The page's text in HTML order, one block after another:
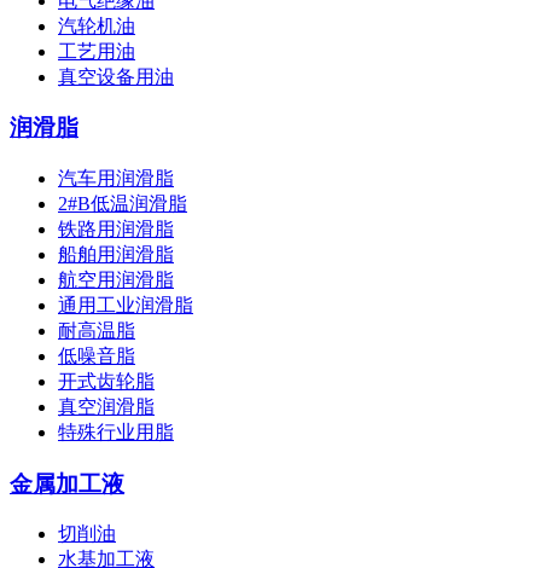
汽轮机油
工艺用油
真空设备用油
润滑脂
汽车用润滑脂
2#B低温润滑脂
铁路用润滑脂
船舶用润滑脂
航空用润滑脂
通用工业润滑脂
耐高温脂
低噪音脂
开式齿轮脂
真空润滑脂
特殊行业用脂
金属加工液
切削油
水基加工液